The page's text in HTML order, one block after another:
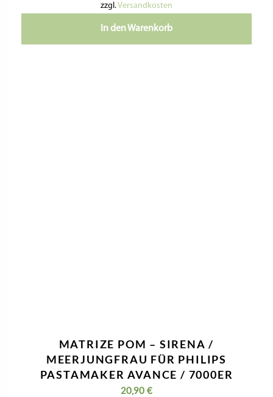
zzgl.Versandkosten
In den Warenkorb
MATRIZE POM – SIRENA /
MEERJUNGFRAU FÜR PHILIPS
PASTAMAKER AVANCE / 7000ER
20,90 €